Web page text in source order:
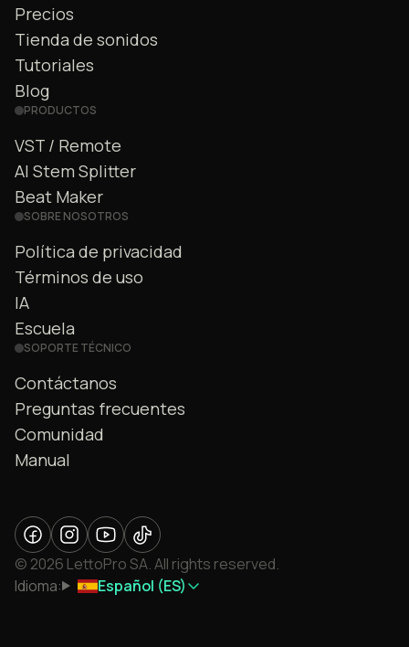
Precios
Tienda de sonidos
Tutoriales
Blog
PRODUCTOS
VST / Remote
AI Stem Splitter
Beat Maker
SOBRE NOSOTROS
Política de privacidad
Términos de uso
IA
Escuela
SOPORTE TÉCNICO
Contáctanos
Preguntas frecuentes
Comunidad
Manual
© 2026 LettoPro SA. All rights reserved.
Idioma:
Español (ES)